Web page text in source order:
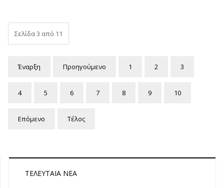
Σελίδα 3 από 11
Έναρξη Προηγούμενο 1 2 3
4 5 6 7 8 9 10
Επόμενο Τέλος
ΤΕΛΕΥΤΑΊΑ ΝΈΑ